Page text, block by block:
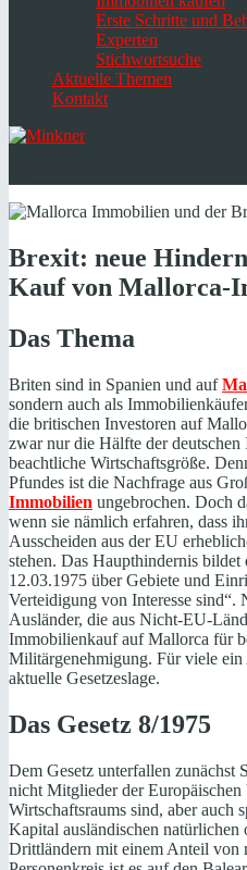
Erste Schritte und
Experten
Stichwortsuche
Aktuelle Themen
Kontakt
Brexit: neue
Kauf von Mallorca-
Das Thema
Briten sind in Spanien und auf
sondern auch als
die britischen Investoren auf
zwar nur die Hälfte der
beachtliche Wirtschaftsgröße.
Pfundes ist die Nachfrage aus
Immobilien ungebrochen. Doch
wenn sie nämlich erfahren, dass
Ausscheiden aus der EU
stehen. Das Haupthindernis bildet
12.03.1975 über Gebiete und
Verteidigung von Interesse sind“.
Ausländer, die aus Nicht-EU-
Immobilienkauf auf Mallorca für
Militärgenehmigung. Für viele ein
aktuelle Gesetzeslage.
Das Gesetz 8/1975
Dem Gesetz unterfallen zunächst
nicht Mitglieder der
Wirtschaftsraums sind, aber auch
Kapital ausländischen natürlichen
Drittländern mit einem Anteil von